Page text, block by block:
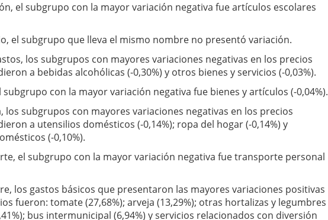
el subgrupo con la mayor variación negativa fue artículos escolares
el subgrupo que lleva el mismo nombre no presentó variación.
los subgrupos con mayores variaciones negativas en los precios
a bebidas alcohólicas (-0,30%) y otros bienes y servicios (-0,03%).
subgrupo con la mayor variación negativa fue bienes y artículos (-0,04%).
los subgrupos con mayores variaciones negativas en los precios
a utensilios domésticos (-0,14%); ropa del hogar (-0,14%) y
(-0,10%).
el subgrupo con la mayor variación negativa fue transporte personal
los gastos básicos que presentaron las mayores variaciones positivas
fueron: tomate (27,68%); arveja (13,29%); otras hortalizas y legumbres
bus intermunicipal (6,94%) y servicios relacionados con diversión